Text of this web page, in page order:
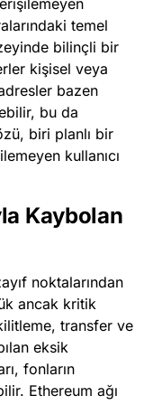
temel
bilinçli bir
kişisel veya
bazen
bu da
biri planlı bir
kullanıcı
Kaybolan
noktalarından
ancak kritik
transfer ve
eksik
fonların
Ethereum ağı